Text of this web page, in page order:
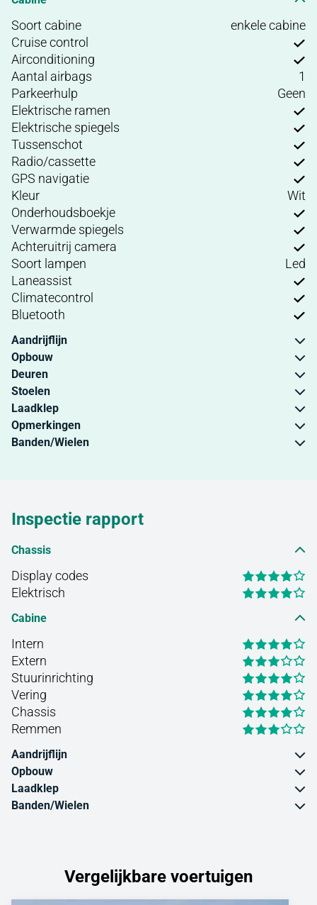
Soort cabine
enkele cabine
Cruise control
Airconditioning
Aantal airbags
1
Parkeerhulp
Geen
Elektrische ramen
Elektrische spiegels
Tussenschot
Radio/cassette
GPS navigatie
Kleur
Wit
Onderhoudsboekje
Verwarmde spiegels
Achteruitrij camera
Soort lampen
Led
Laneassist
Climatecontrol
Bluetooth
Aandrijflijn
Opbouw
Deuren
Stoelen
Laadklep
Opmerkingen
Banden/Wielen
Inspectie rapport
Chassis
Display codes
Elektrisch
Cabine
Intern
Extern
Stuurinrichting
Vering
Chassis
Remmen
Aandrijflijn
Opbouw
Laadklep
Banden/Wielen
Vergelijkbare voertuigen